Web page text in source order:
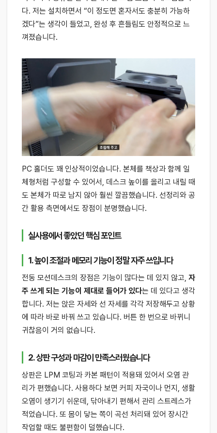
다. 저는 설치하면서 “이 정도면 혼자서도 충분히 가능하
겠다”는 생각이 들었고, 완성 후 흔들림도 안정적으로 느
껴졌습니다.
PC 홀더도 꽤 인상적이었습니다. 본체를 책상과 함께 일
체형처럼 구성할 수 있어서, 데스크 높이를 올리고 내릴 때
도 본체가 따로 남지 않아 훨씬 깔끔했습니다. 선정리와 공
간 활용 측면에서도 장점이 분명했습니다.
실사용에서 좋았던 핵심 포인트
1. 높이 조절과 메모리 기능이 정말 자주 쓰입니다
전동 모션데스크의 장점은 기능이 많다는 데 있지 않고, 자
주 쓰게 되는 기능이 제대로 들어가 있다는 데 있다고 생각
합니다. 저는 앉은 자세와 선 자세를 각각 저장해두고 상황
에 따라 바로 바꿔 쓰고 있습니다. 버튼 한 번으로 바뀌니
귀찮음이 거의 없습니다.
2. 상판 구성과 마감이 만족스러웠습니다
상판은 LPM 코팅과 카본 패턴이 적용돼 있어서 오염 관
리가 편했습니다. 사용하다 보면 커피 자국이나 먼지, 생활
오염이 생기기 쉬운데, 닦아내기 편해서 관리 스트레스가
적었습니다. 또 몸이 닿는 쪽이 곡선 처리돼 있어 장시간
작업할 때도 불편함이 덜했습니다.